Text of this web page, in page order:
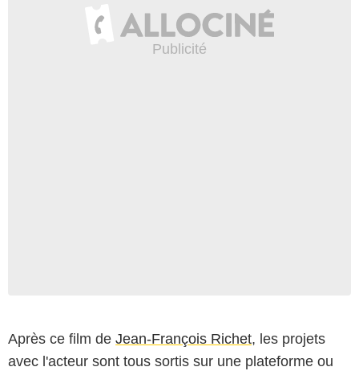
Après ce film de Jean-François Richet, les projets
avec l'acteur sont tous sortis sur une plateforme ou